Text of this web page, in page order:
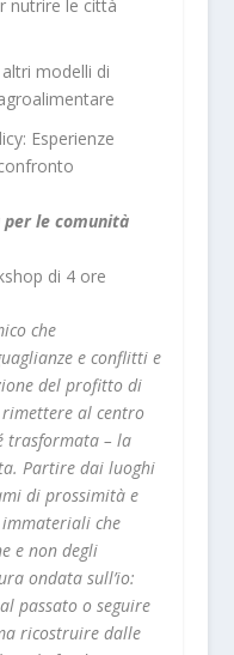
nutrire le città
modelli di
Esperienze
per le comunità
di 4 ore
che
e conflitti e
del profitto di
al centro
trasformata – la
Partire dai luoghi
di prossimità e
che
e non degli
ondata sull’io:
passato o seguire
ricostruire dalle